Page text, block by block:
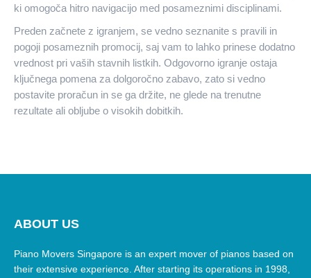
ki omogoča hitro navigacijo med posameznimi disciplinami.
Preden začnete z igranjem, se vedno seznanite s pravili in
pogoji posameznih promocij, saj vam to lahko prinese dodatno
vrednost pri vaših stavnih listkih. Odgovorno igranje ostaja
ključnega pomena za dolgoročno zabavo, zato si vedno
postavite proračun in se ga držite, ne glede na trenutne
rezultate ali obljube o visokih dobitkih.
ABOUT US
Piano Movers Singapore is an expert mover of pianos based on
their extensive experience. After starting its operations in 1998,